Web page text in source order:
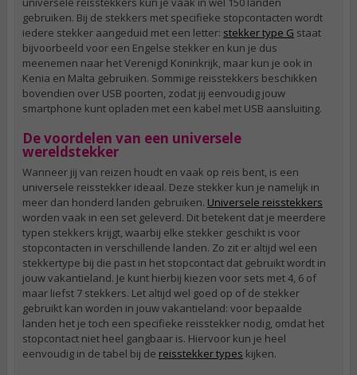
gebruiken. Bij de stekkers met specifieke stopcontacten wordt
iedere stekker aangeduid met een letter: stekker type G staat
bijvoorbeeld voor een Engelse stekker en kun je dus
meenemen naar het Verenigd Koninkrijk, maar kun je ook in
Kenia en Malta gebruiken. Sommige reisstekkers beschikken
bovendien over USB poorten, zodat jij eenvoudig jouw
smartphone kunt opladen met een kabel met USB aansluiting.
De voordelen van een universele
wereldstekker
Wanneer jij van reizen houdt en vaak op reis bent, is een
universele reisstekker ideaal. Deze stekker kun je namelijk in
meer dan honderd landen gebruiken. Universele reisstekkers
worden vaak in een set geleverd. Dit betekent dat je meerdere
typen stekkers krijgt, waarbij elke stekker geschikt is voor
stopcontacten in verschillende landen. Zo zit er altijd wel een
stekkertype bij die past in het stopcontact dat gebruikt wordt in
jouw vakantieland. Je kunt hierbij kiezen voor sets met 4, 6 of
maar liefst 7 stekkers. Let altijd wel goed op of de stekker
gebruikt kan worden in jouw vakantieland: voor bepaalde
landen het je toch een specifieke reisstekker nodig, omdat het
stopcontact niet heel gangbaar is. Hiervoor kun je heel
eenvoudig in de tabel bij de reisstekker types kijken.